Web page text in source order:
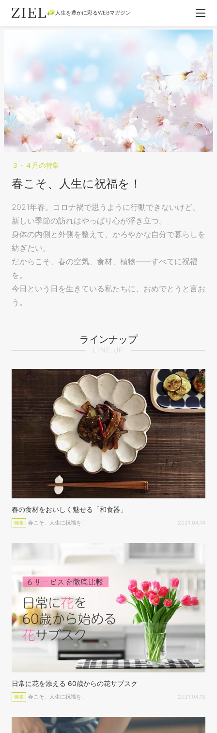
人生を豊かに彩るWEBマガジン
３・４月の特集
春こそ、人生に祝福を！
2021年春。コロナ禍で思うように行動できないけど、
新しい季節の訪れはやっぱり心が浮き立つ。
身体の内側と外側を整えて、かろやかな自分で暮らしを
紡ぎたい。
だからこそ、春の空気、食材、植物——すべてに祝福
を。
今日という日を生きている私たちに、おめでとうと言お
う。
ラインナップ
LINE UP
春の食材をおいしく魅せる「和食器」
特集 春こそ、人生に祝福を！ 2021.04.14
日常に花を添える 60歳からの花サブスク
特集 春こそ、人生に祝福を！ 2021.04.13